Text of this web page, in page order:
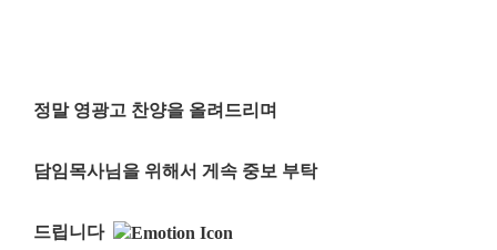
정말 영광고 찬양을 올려드리며
담임목사님을 위해서 게속 중보 부탁
드립니다